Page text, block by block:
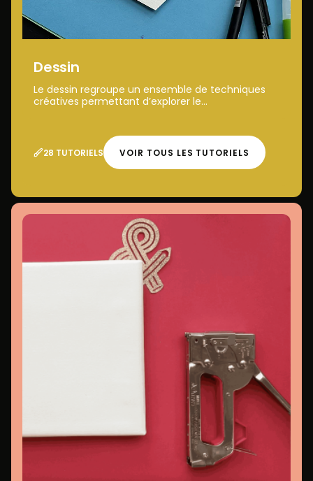
Dessin
Le dessin regroupe un ensemble de techniques
créatives permettant d’explorer le...
28 TUTORIELS VOIR TOUS LES TUTORIELS